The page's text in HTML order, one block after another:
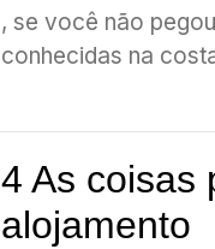
, se você não
conhecidas na
4 As coisas
alojamento